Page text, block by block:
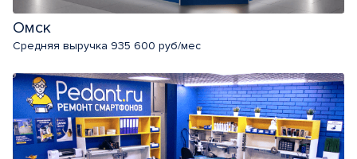
Омск
Средняя выручка 935 600 руб/мес